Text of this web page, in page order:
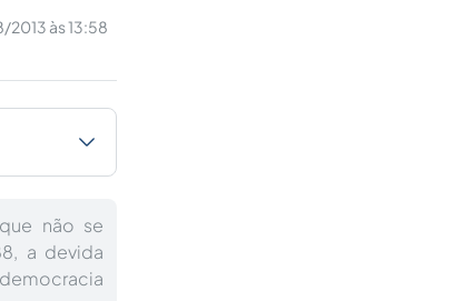
2013 às 13:58
não se
a devida